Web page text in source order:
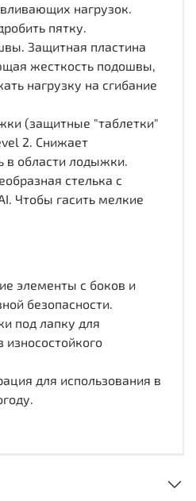
нагрузок.
пятку.
Защитная пластина
жесткость подошвы,
нагрузку на сгибание
(защитные "таблетки"
2. Снижает
в области лодыжки.
стелька с
Чтобы гасить мелкие
элементы с боков и
безопасности.
под лапку для
для использования в